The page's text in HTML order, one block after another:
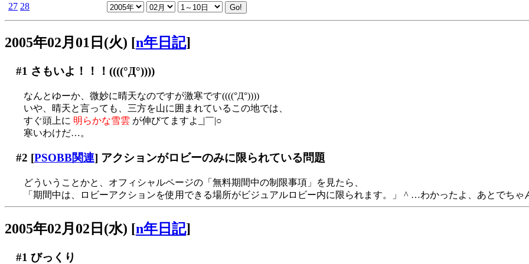
27 28
2005年02月01日(火) [n年日記]
#1 さもいよ！！！((((°Д°))))
なんとゆーか、微妙に晴天なのですが激寒です((((°Д°))))
いや、晴天と言っても、三方を山に囲まれているこの地では、
すぐ頭上に 明らかな雪雲 が伸びてますよ_|￣|○
寒いわけだ…。
#2 [PSOBB関連] アクションがロビーのみに限られている問題
どういうことかと、オフィシャルページの「無料期間中の制限事項」を見たら、
「期間中は、ロビーアクションを使用できる場所がビジュアルロビー内に限られます。」 ^ …わかったよ、あとでちゃ
2005年02月02日(水) [n年日記]
#1 びっくり